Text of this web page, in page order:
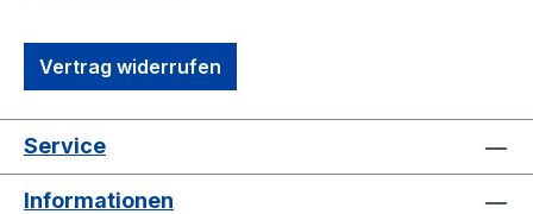
Vertrag widerrufen
Service
Informationen